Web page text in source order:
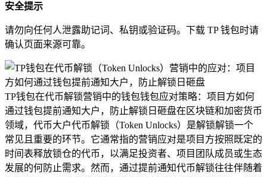
安全提示
请勿向任何人泄露助记词、私钥或验证码。下载 TP 钱包时请
确认页面来源可靠。
TP钱包在代币解锁营销中的钱包钱包应对策略：项目方如何
通过钱包提前通知大户，防止解锁日砸盘在区块链和加密货币
领域，代币大户代币解锁（Token Unlocks）是解锁解锁一个
常见且重要的环节。它通常指的营销应对是项目方按照既定的
时间表释放锁仓的代币，以满足投资者、项目团队成员或生态
发展的何防止需求。然而，通过提前通知代币解锁往往伴随着